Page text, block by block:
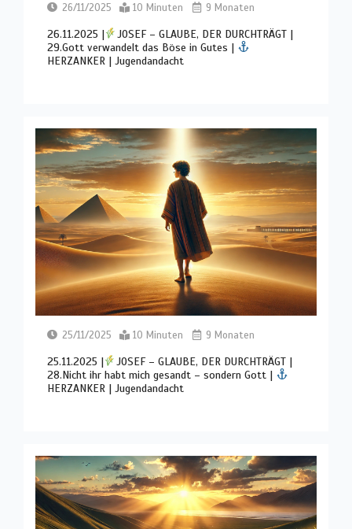
26/11/2025 10 Minuten 9 Monaten
26.11.2025 |
JOSEF – GLAUBE, DER DURCHTRÄGT |
29.Gott verwandelt das Böse in Gutes |
HERZANKER | Jugendandacht
25/11/2025 10 Minuten 9 Monaten
25.11.2025 |
JOSEF – GLAUBE, DER DURCHTRÄGT |
28.Nicht ihr habt mich gesandt – sondern Gott |
HERZANKER | Jugendandacht